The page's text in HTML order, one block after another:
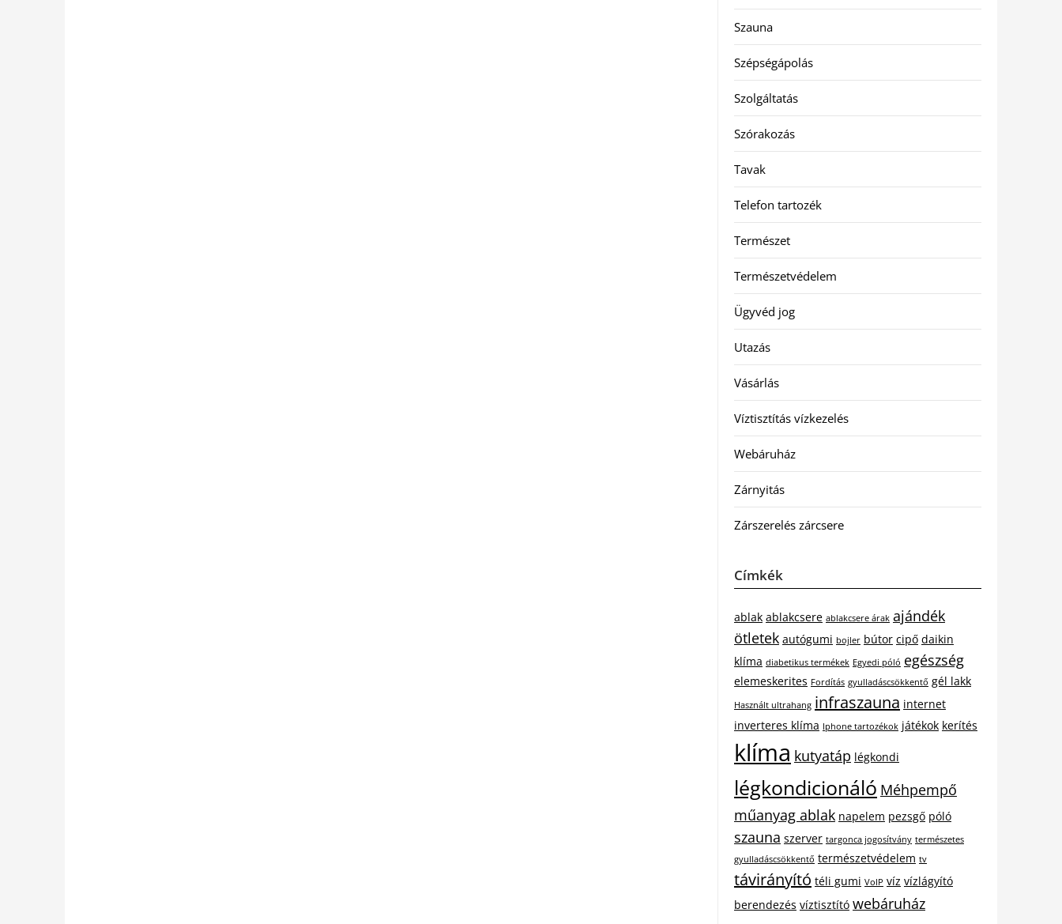
Szauna
Szépségápolás
Szolgáltatás
Szórakozás
Tavak
Telefon tartozék
Természet
Természetvédelem
Ügyvéd jog
Utazás
Vásárlás
Víztisztítás vízkezelés
Webáruház
Zárnyitás
Zárszerelés zárcsere
Címkék
ablak ablakcsere ablakcsere árak ajándék
ötletek autógumi bojler bútor cipő daikin
klíma diabetikus termékek Egyedi póló egészség
elemeskerites Fordítás gyulladáscsökkentő gél lakk
Használt ultrahang infraszauna internet
inverteres klíma Iphone tartozékok játékok kerítés
klíma kutyatáp légkondi
légkondicionáló Méhpempő
műanyag ablak napelem pezsgő póló
szauna szerver targonca jogosítvány természetes
gyulladáscsökkentő természetvédelem tv
távirányító téli gumi VoIP víz vízlágyító
berendezés víztisztító webáruház